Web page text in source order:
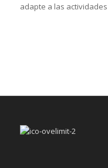
adapte a las